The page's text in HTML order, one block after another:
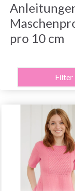
pro 10 cm
Filter